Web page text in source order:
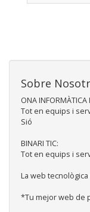
Sobre
ONA
Tot en equips i
Sió
BINARI TIC:
Tot en equips i
La web
*Tu mejor web de